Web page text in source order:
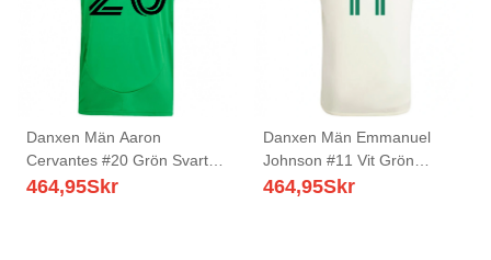
Danxen Män Aaron
Cervantes #20 Grön Svart
Hemmatröja Matchtröjor
464,95Skr
Danxen Män Emmanuel
Johnson #11 Vit Grön
Bortatröja Matchtröjor
464,95Skr